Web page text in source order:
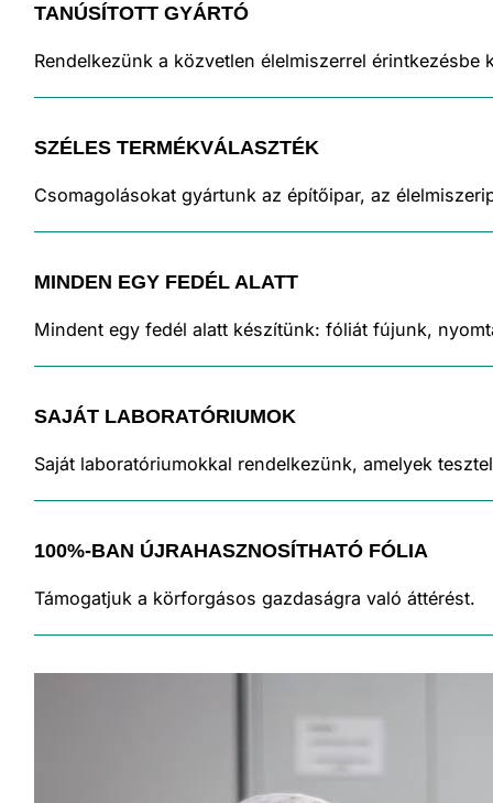
TANÚSÍTOTT GYÁRTÓ
Rendelkezünk a közvetlen élelmiszerrel
SZÉLES TERMÉKVÁLASZTÉK
Csomagolásokat gyártunk az építőipar, az
MINDEN EGY FEDÉL ALATT
Mindent egy fedél alatt készítünk: fóliát fújunk,
SAJÁT LABORATÓRIUMOK
Saját laboratóriumokkal rendelkezünk, amelyek
100%-BAN ÚJRAHASZNOSÍTHATÓ FÓLIA
Támogatjuk a körforgásos gazdaságra való áttérést.